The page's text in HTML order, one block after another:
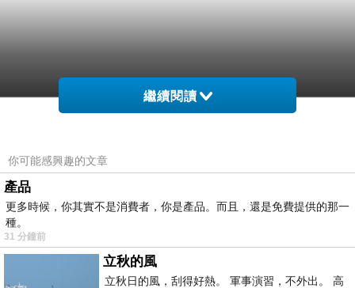
繼續閱讀
你可能感興趣的文章
產品
更多時候，你其實不是消費者，你是產品。而且，還是免費提供的那一
種。
31 分鐘前
立秋的風
立秋日的風，刮得好熱。 軍事演習，不外出。 高